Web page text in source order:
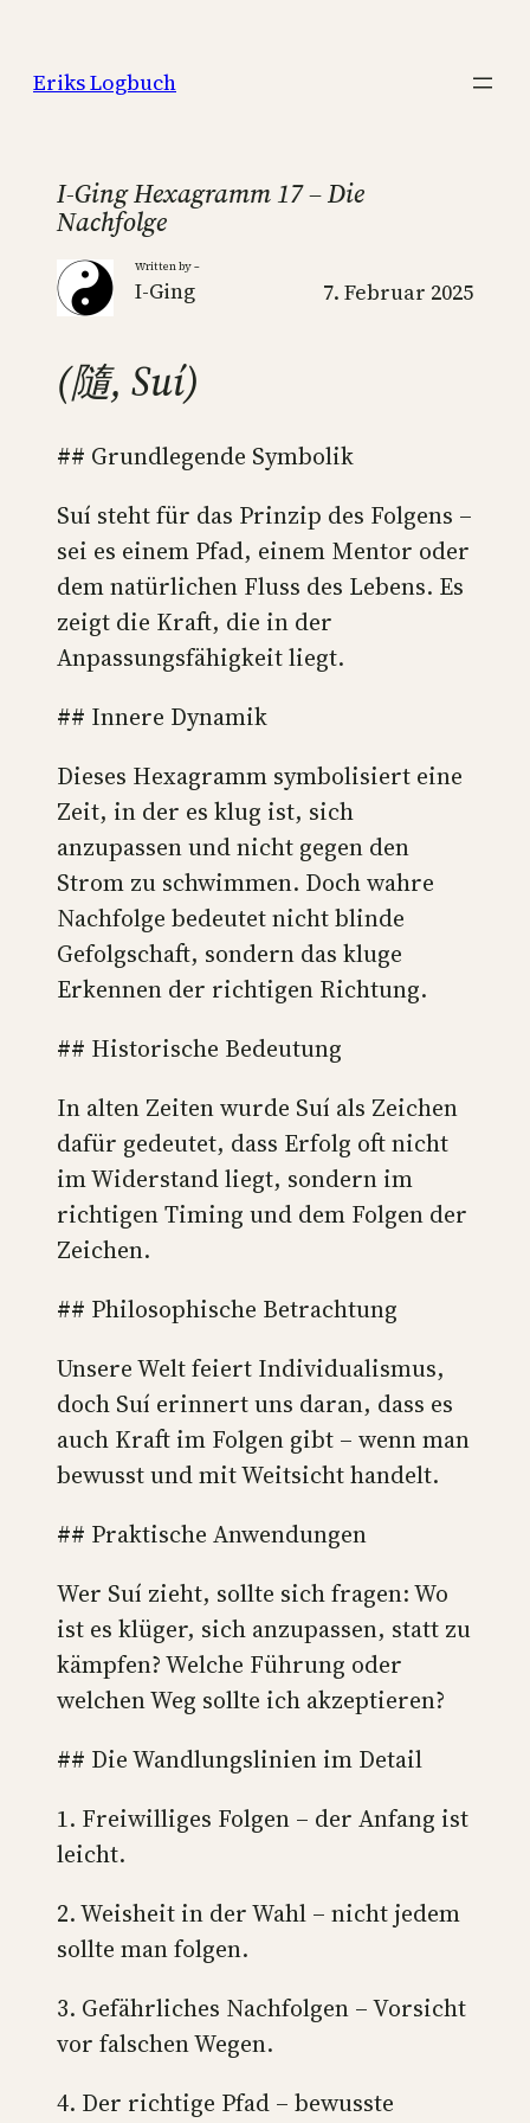
springen
Eriks Logbuch
I-Ging Hexagramm 17 – Die
Nachfolge
Written by –
I-Ging 7. Februar 2025
(隨, Suí)
## Grundlegende Symbolik
Suí steht für das Prinzip des Folgens –
sei es einem Pfad, einem Mentor oder
dem natürlichen Fluss des Lebens. Es
zeigt die Kraft, die in der
Anpassungsfähigkeit liegt.
## Innere Dynamik
Dieses Hexagramm symbolisiert eine
Zeit, in der es klug ist, sich
anzupassen und nicht gegen den
Strom zu schwimmen. Doch wahre
Nachfolge bedeutet nicht blinde
Gefolgschaft, sondern das kluge
Erkennen der richtigen Richtung.
## Historische Bedeutung
In alten Zeiten wurde Suí als Zeichen
dafür gedeutet, dass Erfolg oft nicht
im Widerstand liegt, sondern im
richtigen Timing und dem Folgen der
Zeichen.
## Philosophische Betrachtung
Unsere Welt feiert Individualismus,
doch Suí erinnert uns daran, dass es
auch Kraft im Folgen gibt – wenn man
bewusst und mit Weitsicht handelt.
## Praktische Anwendungen
Wer Suí zieht, sollte sich fragen: Wo
ist es klüger, sich anzupassen, statt zu
kämpfen? Welche Führung oder
welchen Weg sollte ich akzeptieren?
## Die Wandlungslinien im Detail
1. Freiwilliges Folgen – der Anfang ist
leicht.
2. Weisheit in der Wahl – nicht jedem
sollte man folgen.
3. Gefährliches Nachfolgen – Vorsicht
vor falschen Wegen.
4. Der richtige Pfad – bewusste